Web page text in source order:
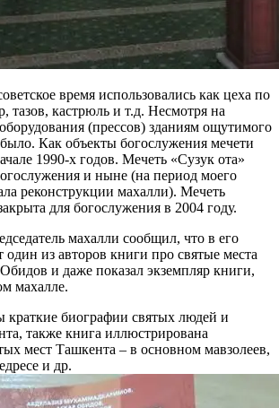
время использовались как цеха по
тазов, кастрюль и т.д. Несмотря на
(прессов) зданиям ощутимого
Как объекты богослужения мечети
1990-х годов. Мечеть «Сузук ота»
и ныне (на период моего
реконструкции махалли). Мечеть
для богослужения в 2004 году.
махалли сообщил, что в его
один из авторов книги про святые места
и даже показал экземпляр книги,
махалле.
краткие биографии святых людей и
также книга иллюстрирована
мест Ташкента – в основном мавзолеев,
и др.